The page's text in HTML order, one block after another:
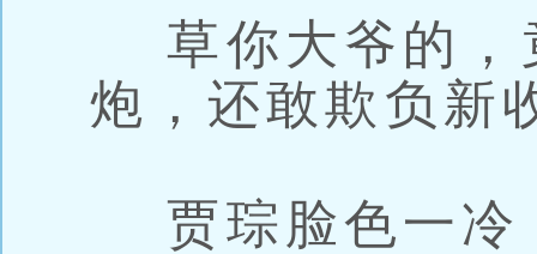
草你大爷的，
炮，还敢欺负新
贾琮脸色一冷